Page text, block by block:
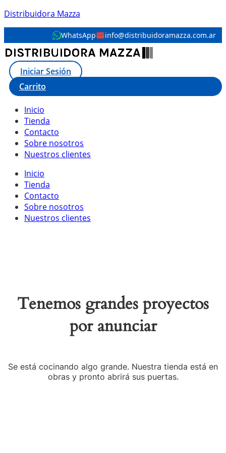
Distribuidora Mazza
WhatsApp info@distribuidoramazza.com.ar
Iniciar Sesión
Carrito
Inicio
Tienda
Contacto
Sobre nosotros
Nuestros clientes
Inicio
Tienda
Contacto
Sobre nosotros
Nuestros clientes
Tenemos grandes proyectos
por anunciar
Se está cocinando algo grande. Nuestra tienda está en
obras y pronto abrirá sus puertas.